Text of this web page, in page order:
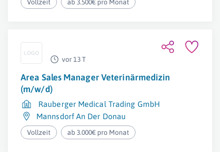
Vollzeit ab 3.500€ pro Monat
vor 13 T
Area Sales Manager Veterinärmedizin
(m/w/d)
Rauberger Medical Trading GmbH
Mannsdorf An Der Donau
Vollzeit ab 3.000€ pro Monat